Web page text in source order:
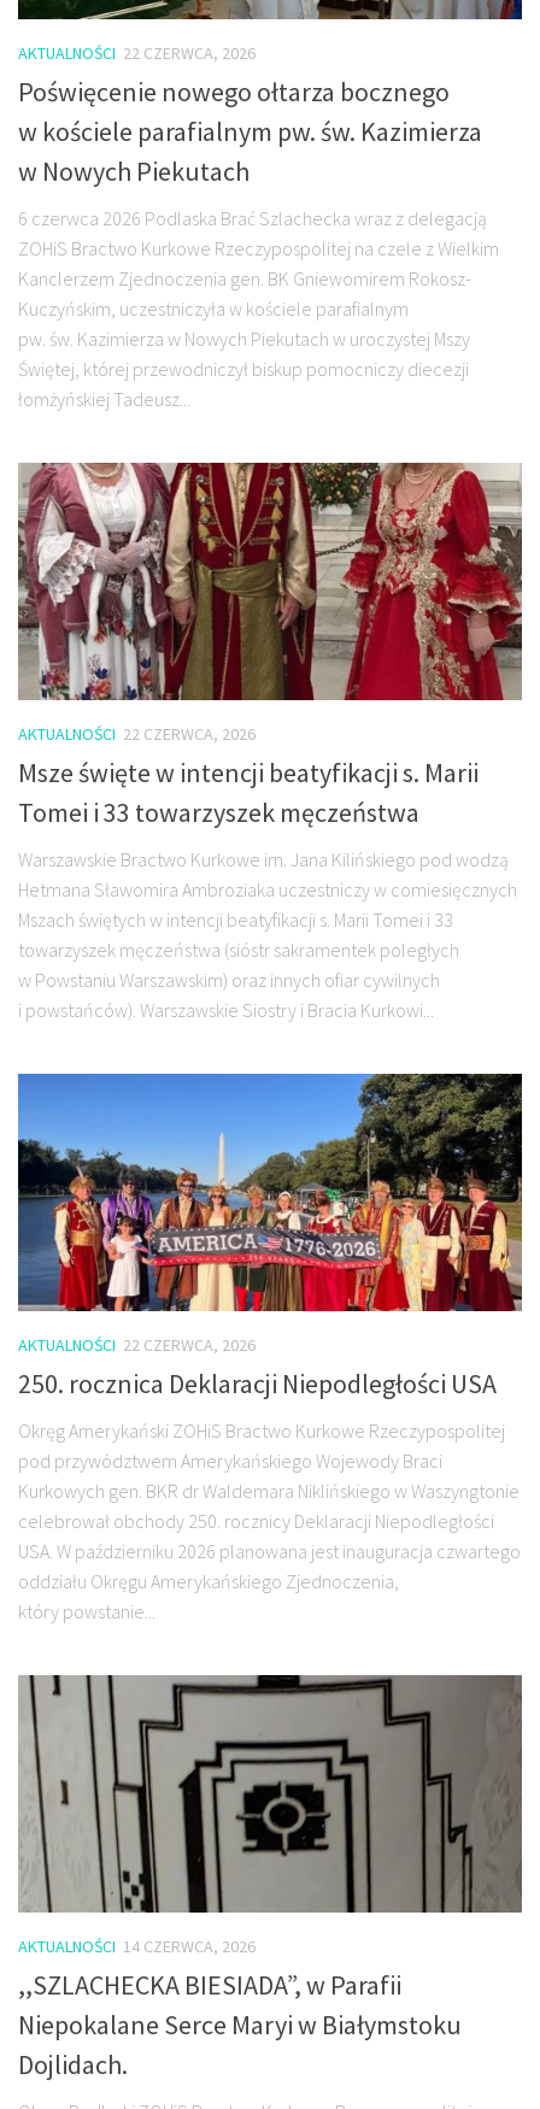
AKTUALNOŚCI 22 CZERWCA, 2026
Poświęcenie nowego ołtarza bocznego
w kościele parafialnym pw. św. Kazimierza
w Nowych Piekutach
6 czerwca 2026 Podlaska Brać Szlachecka wraz z delegacją
ZOHiS Bractwo Kurkowe Rzeczypospolitej na czele z Wielkim
Kanclerzem Zjednoczenia gen. BK Gniewomirem Rokosz-
Kuczyńskim, uczestniczyła w kościele parafialnym
pw. św. Kazimierza w Nowych Piekutach w uroczystej Mszy
Świętej, której przewodniczył biskup pomocniczy diecezji
łomżyńskiej Tadeusz...
AKTUALNOŚCI 22 CZERWCA, 2026
Msze święte w intencji beatyfikacji s. Marii
Tomei i 33 towarzyszek męczeństwa
Warszawskie Bractwo Kurkowe im. Jana Kilińskiego pod wodzą
Hetmana Sławomira Ambroziaka uczestniczy w comiesięcznych
Mszach świętych w intencji beatyfikacji s. Marii Tomei i 33
towarzyszek męczeństwa (sióstr sakramentek poległych
w Powstaniu Warszawskim) oraz innych ofiar cywilnych
i powstańców). Warszawskie Siostry i Bracia Kurkowi...
AKTUALNOŚCI 22 CZERWCA, 2026
250. rocznica Deklaracji Niepodległości USA
Okręg Amerykański ZOHiS Bractwo Kurkowe Rzeczypospolitej
pod przywództwem Amerykańskiego Wojewody Braci
Kurkowych gen. BKR dr Waldemara Niklińskiego w Waszyngtonie
celebrował obchody 250. rocznicy Deklaracji Niepodległości
USA. W październiku 2026 planowana jest inauguracja czwartego
oddziału Okręgu Amerykańskiego Zjednoczenia,
który powstanie...
AKTUALNOŚCI 14 CZERWCA, 2026
,,SZLACHECKA BIESIADA”, w Parafii
Niepokalane Serce Maryi w Białymstoku
Dojlidach.